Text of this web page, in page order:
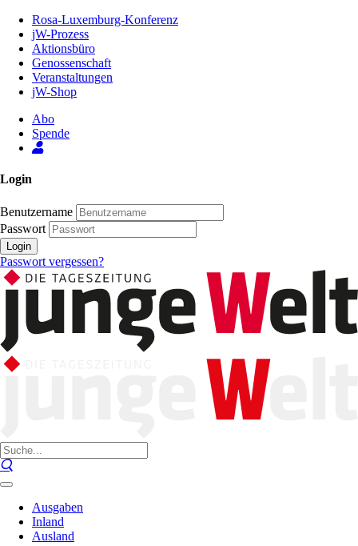
Inhalt
Seite
Rosa-Luxemburg-Konferenz
jW-Prozess
Aktionsbüro
Genossenschaft
Veranstaltungen
jW-Shop
Abo
Spende
Login
Benutzername
Passwort
Login
Passwort vergessen?
Ausgaben
Inland
Ausland